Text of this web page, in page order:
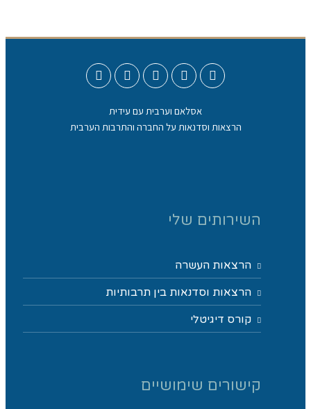
אסלאם וערבית עם עידית
הרצאות וסדנאות על החברה והתרבות הערבית
השירותים שלי
הרצאות העשרה
הרצאות וסדנאות בין תרבותיות
קורס דיגיטלי
קישורים שימושיים